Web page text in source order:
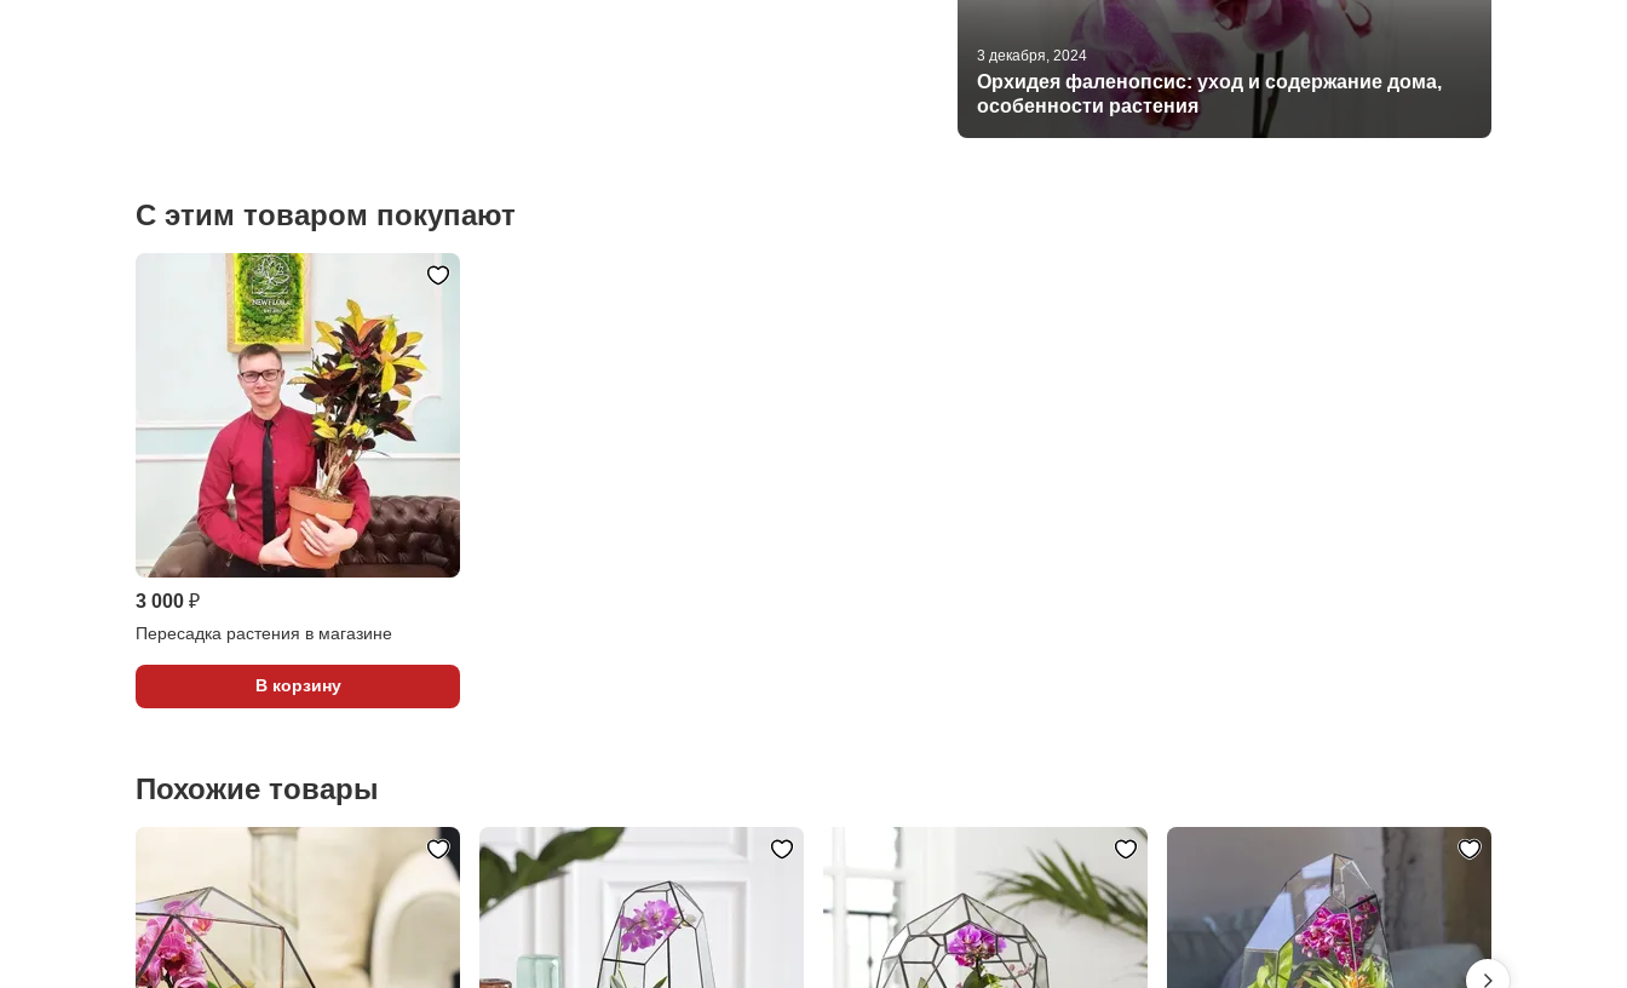
3 декабря, 2024
Орхидея фаленопсис: уход и содержание дома,
особенности растения
С этим товаром покупают
3 000 ₽
Пересадка растения в магазине
В корзину
Похожие товары